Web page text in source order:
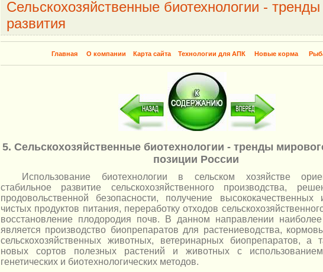
Сельскохозяйственные биотехнологии -
развития
Главная О компании Карта сайта Технологии для АПК Новые корма
5. Сельскохозяйственные биотехнологии - тренды
позиции России
Использование биотехнологии в сельском хозяйстве
стабильное развитие сельскохозяйственного производства,
продовольственной безопасности, получение высококачественных
чистых продуктов питания, переработку отходов
восстановление плодородия почв. В данном направлении
является производство биопрепаратов для растениеводства,
сельскохозяйственных животных, ветеринарных биопрепаратов, а
новых сортов полезных растений и животных с
генетических и биотехнологических методов.